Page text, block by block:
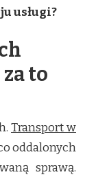
usługi?
to
​​Transport w
oddalonych
sprawą.